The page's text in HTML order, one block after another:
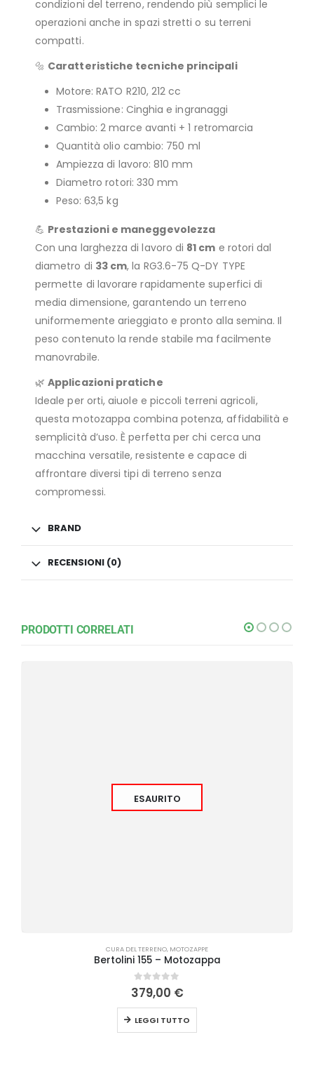
condizioni del terreno, rendendo più semplici le
operazioni anche in spazi stretti o su terreni
compatti.
🔩 Caratteristiche tecniche principali
Motore: RATO R210, 212 cc
Trasmissione: Cinghia e ingranaggi
Cambio: 2 marce avanti + 1 retromarcia
Quantità olio cambio: 750 ml
Ampiezza di lavoro: 810 mm
Diametro rotori: 330 mm
Peso: 63,5 kg
💪 Prestazioni e maneggevolezza
Con una larghezza di lavoro di 81 cm e rotori dal
diametro di 33 cm, la RG3.6-75 Q-DY TYPE
permette di lavorare rapidamente superfici di
media dimensione, garantendo un terreno
uniformemente arieggiato e pronto alla semina. Il
peso contenuto la rende stabile ma facilmente
manovrabile.
🌿Applicazioni pratiche
Ideale per orti, aiuole e piccoli terreni agricoli,
questa motozappa combina potenza, affidabilità e
semplicità d’uso. È perfetta per chi cerca una
macchina versatile, resistente e capace di
affrontare diversi tipi di terreno senza
compromessi.
BRAND
RECENSIONI (0)
PRODOTTI CORRELATI
ESAURITO
CURA DEL TERRENO, MOTOZAPPE
Bertolini 155 – Motozappa
0Su 5
379,00 €
LEGGI TUTTO